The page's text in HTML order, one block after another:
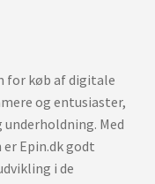
for køb af digitale
og entusiaster,
Med
Epin.dk godt
i de